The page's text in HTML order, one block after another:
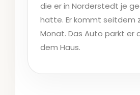
die er in Norderstedt je
hatte. Er kommt seitdem
Monat. Das Auto parkt er
dem Haus.